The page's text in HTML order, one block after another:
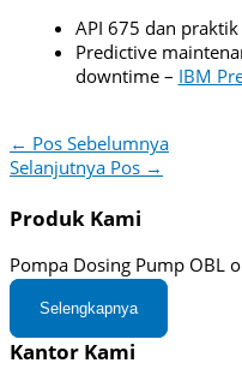
API 675 dan
Predictive
downtime – IBM
← Pos Sebelumnya
Selanjutnya Pos →
Produk Kami
Pompa Dosing Pump OBL
Selengkapnya
Kantor Kami